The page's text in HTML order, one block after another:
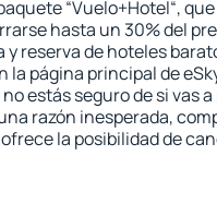
“Vuelo+Hotel“,
hasta un 30% del
y reserva de hoteles
la página principal de
no estás seguro de si vas
razón inesperada,
la posibilidad de